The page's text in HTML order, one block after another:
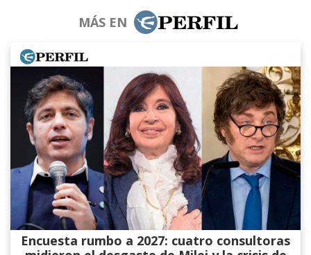
MÁS EN
Encuesta rumbo a 2027: cuatro consultoras